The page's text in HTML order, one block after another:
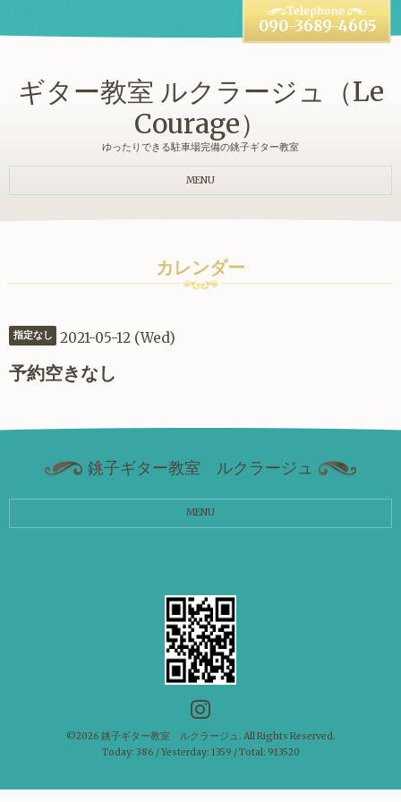
ギター教室 ルクラージュ（Le
Courage）
ゆったりできる駐車場完備の銚子ギター教室
090-3689-4605
MENU
カレンダー
指定なし 2021-05-12 (Wed)
予約空きなし
銚子ギター教室 ルクラージュ
MENU
©2026 銚子ギター教室 ルクラージュ . All Rights Reserved.
Today: 386 / Yesterday: 1359 / Total: 913520